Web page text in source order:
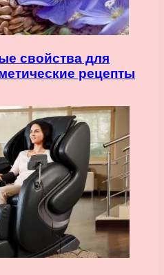
свойства для
рецепты